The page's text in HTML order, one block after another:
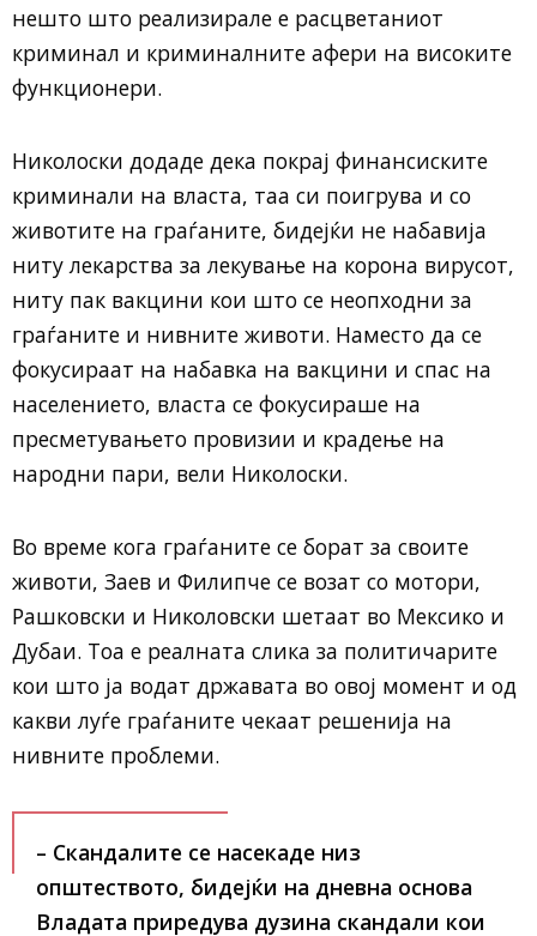
нешто што реализирале е расцветаниот
криминал и криминалните афери на високите
функционери.
Николоски додаде дека покрај финансиските
криминали на власта, таа си поигрува и со
животите на граѓаните, бидејќи не набавија
ниту лекарства за лекување на корона вирусот,
ниту пак вакцини кои што се неопходни за
граѓаните и нивните животи. Наместо да се
фокусираат на набавка на вакцини и спас на
населението, власта се фокусираше на
пресметувањето провизии и крадење на
народни пари, вели Николоски.
Во време кога граѓаните се борат за своите
животи, Заев и Филипче се возат со мотори,
Рашковски и Николовски шетаат во Мексико и
Дубаи. Тоа е реалната слика за политичарите
кои што ја водат државата во овој момент и од
какви луѓе граѓаните чекаат решенија на
нивните проблеми.
– Скандалите се насекаде низ
општеството, бидејќи на дневна основа
Владата приредува дузина скандали кои